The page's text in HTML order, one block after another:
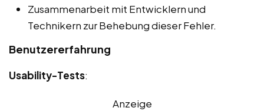
Zusammenarbeit mit Entwicklern und
Technikern zur Behebung dieser Fehler.
Benutzererfahrung
Usability-Tests:
Anzeige